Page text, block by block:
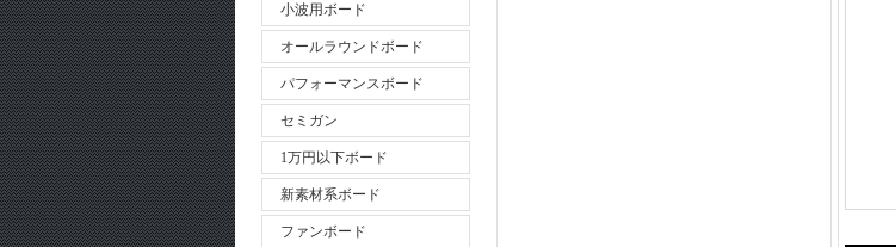
小波用ボード
オールラウンドボード
パフォーマンスボード
セミガン
1万円以下ボード
新素材系ボード
ファンボード